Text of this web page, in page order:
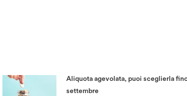
Aliquota agevolata, puoi sceglierla
settembre